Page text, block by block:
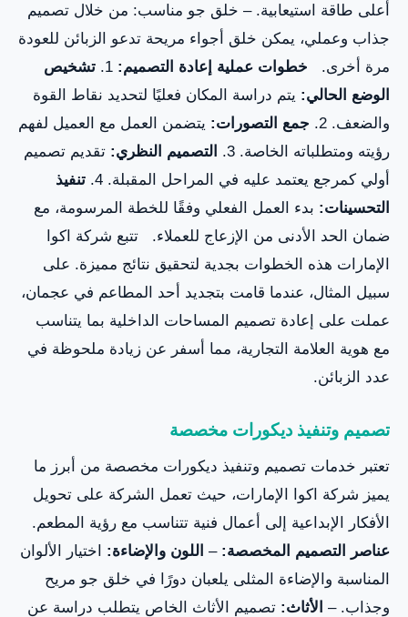
أعلى طاقة استيعابية. – خلق جو مناسب: من خلال تصميم
جذاب وعملي، يمكن خلق أجواء مريحة تدعو الزبائن للعودة
مرة أخرى. خطوات عملية إعادة التصميم:
تشخيص
الوضع الحالي: يتم دراسة المكان فعليًا لتحديد نقاط القوة
والضعف. 2.
جمع التصورات: يتضمن العمل مع العميل لفهم
رؤيته ومتطلباته الخاصة. 3.
التصميم النظري: تقديم تصميم
أولي كمرجع يعتمد عليه في المراحل المقبلة. 4.
تنفيذ
التحسينات: بدء العمل الفعلي وفقًا للخطة المرسومة، مع
ضمان الحد الأدنى من الإزعاج للعملاء. تتبع شركة اكوا
الإمارات هذه الخطوات بجدية لتحقيق نتائج مميزة. على
سبيل المثال، عندما قامت بتجديد أحد المطاعم في عجمان،
عملت على إعادة تصميم المساحات الداخلية بما يتناسب
مع هوية العلامة التجارية، مما أسفر عن زيادة ملحوظة في
عدد الزبائن.
تصميم وتنفيذ ديكورات مخصصة
تعتبر خدمات تصميم وتنفيذ ديكورات مخصصة من أبرز ما
يميز شركة اكوا الإمارات، حيث تعمل الشركة على تحويل
الأفكار الإبداعية إلى أعمال فنية تتناسب مع رؤية المطعم.
عناصر التصميم المخصصة: – اللون والإضاءة: اختيار الألوان
المناسبة والإضاءة المثلى يلعبان دورًا في خلق جو مريح
وجذاب. –
الأثاث: تصميم الأثاث الخاص يتطلب دراسة عن